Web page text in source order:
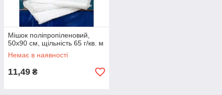
Мішок поліпропіленовий,
50х90 см, щільність 65 г/кв. м
Немає в наявності
11,49 ₴